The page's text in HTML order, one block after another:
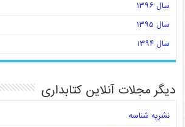
سال ۱۳۹۶
سال ۱۳۹۵
سال ۱۳۹۴
دیگر مجلات آنلاین کتابداری
نشریه شناسه